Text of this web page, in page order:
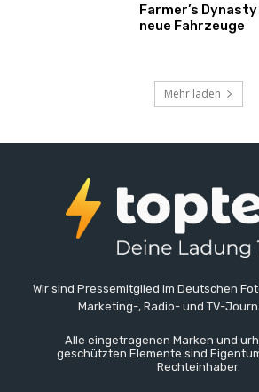
Farmer’s
neue Fahrzeuge
Mehr laden
Wir sind Pressemitglied im Deutschen
Marketing-, Radio- und TV-
Alle eingetragenen Marken und
geschützten Elemente sind
Rechteinhaber.